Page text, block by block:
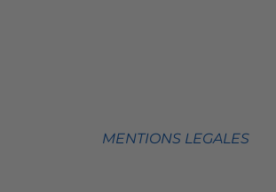
MENTIONS LEGALES